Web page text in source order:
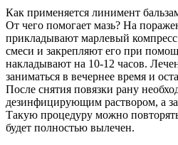
Как применяется линимент
От чего помогает мазь? На
прикладывают марлевый
смеси и закрепляют его при
накладывают на 10-12 часов.
заниматься в вечернее время и
После снятия повязки рану
дезинфицирующим раствором, а
Такую процедуру можно
будет полностью вылечен.